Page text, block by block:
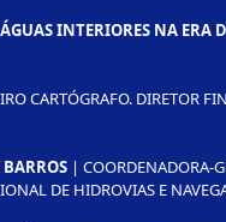
INTERIORES NA ERA
CARTÓGRAFO. DIRETOR
| COORDENADORA-
DE HIDROVIAS E